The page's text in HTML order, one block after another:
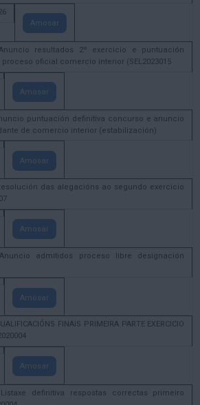
Amosar
Anuncio resultados 2º exercicio e puntuación
oficial comercio interior (SEL2023015
Amosar
puntuación definitiva concurso e anuncio
de comercio interior (estabilización)
Amosar
Resolución das alegacións ao segundo exercicio
Amosar
Anuncio admitidos proceso libre designación
Amosar
FINAIS PRIMEIRA PARTE EXERCICIO
Amosar
Listaxe definitiva respostas correctas primeiro